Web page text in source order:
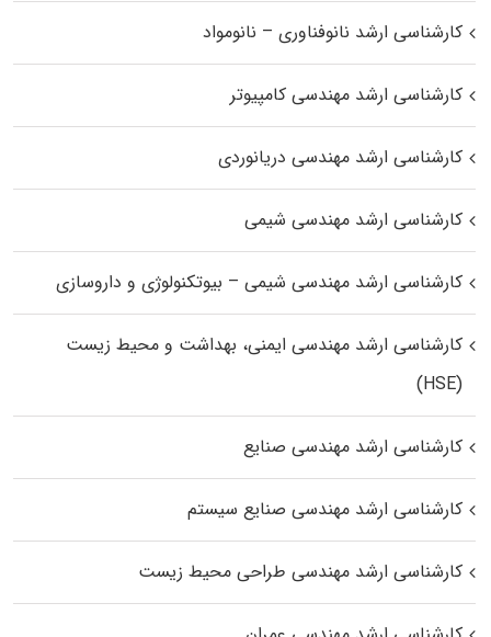
کارشناسی ارشد نانوفناوری – نانومواد
کارشناسی ارشد مهندسی کامپیوتر
کارشناسی ارشد مهندسی دریانوردی
کارشناسی ارشد مهندسی شیمی
کارشناسی ارشد مهندسی شیمی – بیوتکنولوژی و داروسازی
کارشناسی ارشد مهندسی ایمنی، بهداشت و محیط زیست
(HSE)
کارشناسی ارشد مهندسی صنایع
کارشناسی ارشد مهندسی صنایع سیستم
کارشناسی ارشد مهندسی طراحی محیط زیست